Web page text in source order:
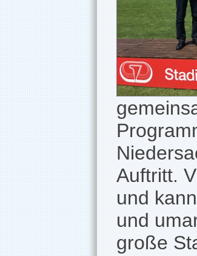
Auftritt.
und
und
große